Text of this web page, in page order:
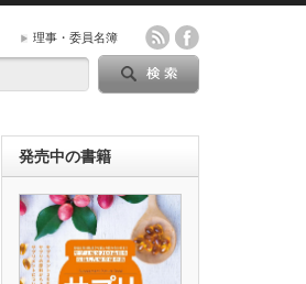
理事・委員名簿
発売中の書籍